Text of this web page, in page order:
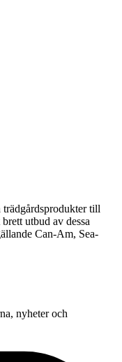
trädgårdsprodukter till
utbud av dessa
Can-Am, Sea-
nyheter och